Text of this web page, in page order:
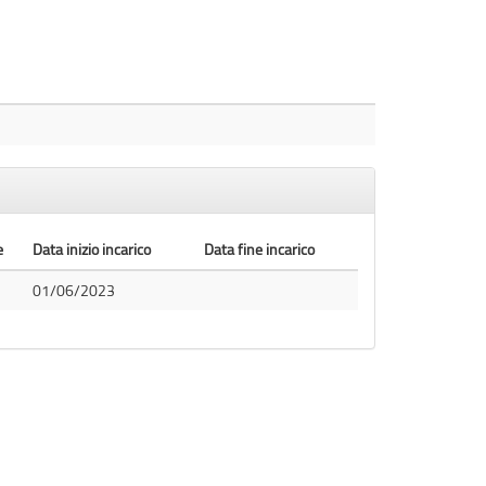
Data inizio incarico
Data fine incarico
01/06/2023